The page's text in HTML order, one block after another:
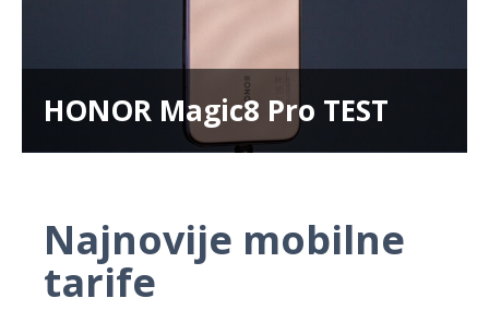
HONOR Magic8 Pro TEST
Najnovije mobilne
tarife